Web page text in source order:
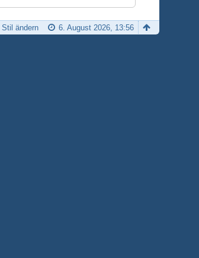
6. August 2026, 13:56
Stil ändern